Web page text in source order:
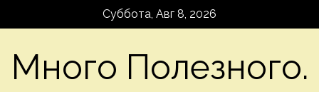
Суббота, Авг 8, 2026
Много Полезного.